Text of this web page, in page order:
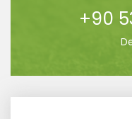
+90